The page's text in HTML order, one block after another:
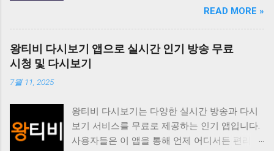
적인 인터페이스를 통해 편리한 시청 환경을 제
공합니다. 티비위키는 바쁜 일상 속에서 놓친 프
로그램을 다시 보고 싶거나 실시간으로 즐겨보
고 싶은 채널을 시청하고 싶은 사용자에게 유용
한 앱입니다. 다양한 콘텐츠를 무료로 제공하며
원하는 콘텐츠를 쉽게 찾고 시청할 수 있도록 다
양한 기능을 제공합니다. 실시간 TV 시청 기능
은 사용자가 현재 방송 중인 채널을 바로 시청할
READ MORE »
왕티비 다시보기 앱으로 실시간 인기 방송 무료
시청 및 다시보기
7월 11, 2025
왕티비 다시보기는 다양한 실시간 방송과 다시
보기 서비스를 무료로 제공하는 인기 앱입니다.
사용자들은 이 앱을 통해 언제 어디서든 편리하